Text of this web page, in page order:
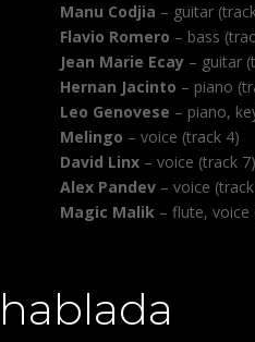
Manu Codjia – guitar
Flavio Romero – bass
Jean Marie Ecay– guitar
Hernan Jacinto – piano
Leo Genovese – piano,
Melingo – voice (track 4)
David Linx– voice (track 7)
Alex Pandev– voice
Magic Malik– flute, voice